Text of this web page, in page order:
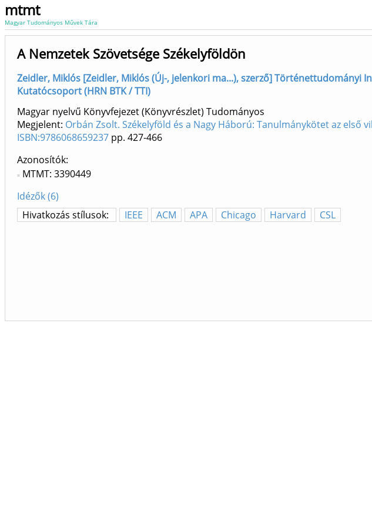
mtmt
Magyar Tudományos Művek Tára
A Nemzetek Szövetsége Székelyföldön
Zeidler, Miklós [Zeidler, Miklós (Új-, jelenkori ma...), szerző] Történettudományi
Kutatócsoport (HRN BTK / TTI)
Magyar nyelvű Könyvfejezet (Könyvrészlet) Tudományos
Megjelent: Orbán Zsolt. Székelyföld és a Nagy Háború: Tanulmánykötet az első
ISBN:9786068659237 pp. 427-466
Azonosítók
MTMT: 3390449
Idézők (6)
Hivatkozás stílusok:
IEEE ACM APA Chicago Harvard CSL